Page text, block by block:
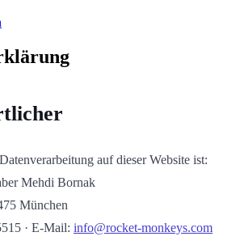
auf dieser Website ist:
Mehdi Bornak
München
· E-Mail: info@rocket-monkeys.com